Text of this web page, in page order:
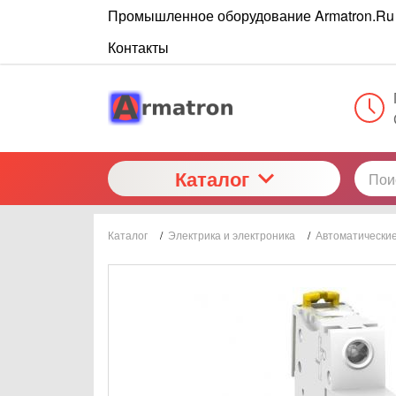
Промышленное оборудование Armatron.Ru
Контакты
Каталог
Каталог / Электрика и электроника /